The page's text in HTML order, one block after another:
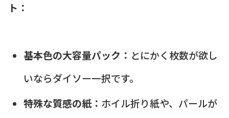
ト：
基本色の大容量パック： とにかく枚数が欲し
いならダイソー一択です。
特殊な質感の紙： ホイル折り紙や、パールが